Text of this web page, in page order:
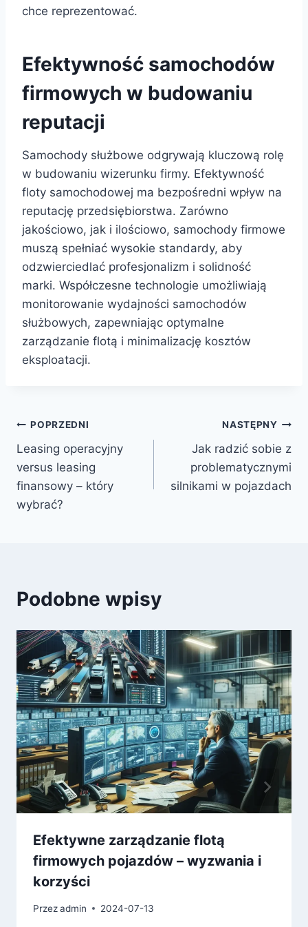
chce reprezentować.
Efektywność samochodów
firmowych w budowaniu
reputacji
Samochody służbowe odgrywają kluczową rolę
w budowaniu wizerunku firmy. Efektywność
floty samochodowej ma bezpośredni wpływ na
reputację przedsiębiorstwa. Zarówno
jakościowo, jak i ilościowo, samochody firmowe
muszą spełniać wysokie standardy, aby
odzwierciedlać profesjonalizm i solidność
marki. Współczesne technologie umożliwiają
monitorowanie wydajności samochodów
służbowych, zapewniając optymalne
zarządzanie flotą i minimalizację kosztów
eksploatacji.
Nawigacja
wpisu
POPRZEDNI
Leasing operacyjny
versus leasing
finansowy – który
wybrać?
NASTĘPNY
Jak radzić sobie z
problematycznymi
silnikami w pojazdach
Podobne wpisy
Efektywne zarządzanie flotą
firmowych pojazdów – wyzwania i
korzyści
Przezadmin 2024-07-13